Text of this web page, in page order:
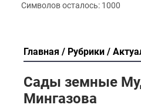
Символов осталось: 1000
Главная Рубрики
Сады земные
Мингазова